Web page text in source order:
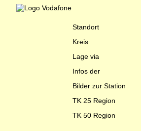
Standort
Kreis
Lage via
Infos der
Bilder zur Station
TK 25 Region
TK 50 Region